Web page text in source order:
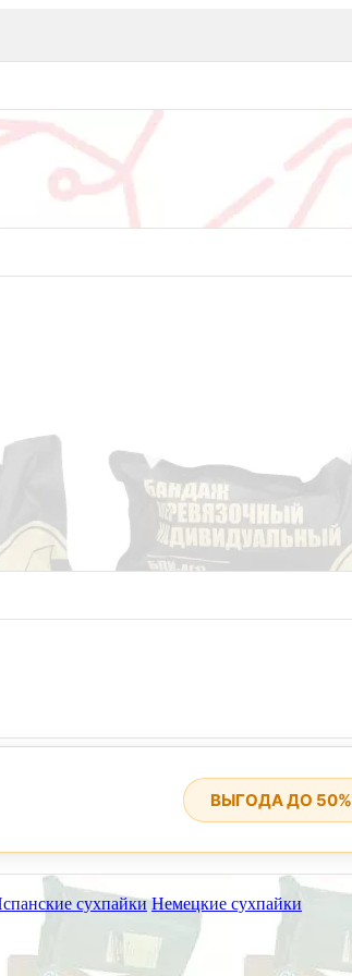
сухпайки Немецкие сухпайки
ВЫГОДА ДО 50%